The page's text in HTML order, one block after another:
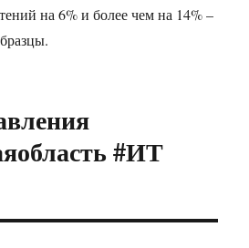
на 6% и более чем на 14% –
#ИТ